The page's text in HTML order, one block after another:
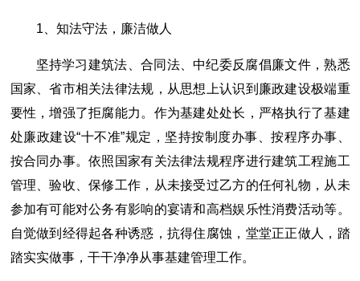
1、知法守法，廉洁做人
坚持学习建筑法、合同法、中纪委反腐倡廉文件，熟悉
国家、省市相关法律法规，从思想上认识到廉政建设极端重
要性，增强了拒腐能力。作为基建处处长，严格执行了基建
处廉政建设“十不准”规定，坚持按制度办事、按程序办事、
按合同办事。依照国家有关法律法规程序进行建筑工程施工
管理、验收、保修工作，从未接受过乙方的任何礼物，从未
参加有可能对公务有影响的宴请和高档娱乐性消费活动等。
自觉做到经得起各种诱惑，抗得住腐蚀，堂堂正正做人，踏
踏实实做事，干干净净从事基建管理工作。